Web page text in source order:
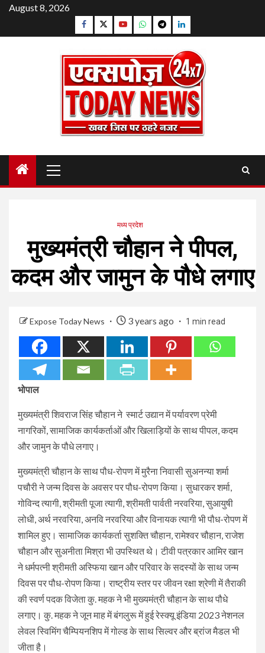
Skip
content
August 8, 2026
Facebook
TwitterYouTubeWhatsapp
TelegramLinkedin
Menu
मध्य प्रदेश
मुख्यमंत्री चौहान ने पीपल,
कदम और जामुन के पौधे लगाए
Expose Today News 3 years ago 1 min read
भोपाल
मुख्यमंत्री शिवराज सिंह चौहान ने स्मार्ट उद्यान में पर्यावरण प्रेमी
नागरिकों, सामाजिक कार्यकर्ताओं और खिलाड़ियों के साथ पीपल, कदम
और जामुन के पौधे लगाए।
मुख्यमंत्री चौहान के साथ पौध-रोपण में मुरैना निवासी सुअनन्या शर्मा
पचौरी ने जन्म दिवस के अवसर पर पौध-रोपण किया। सुधारकर शर्मा,
गोविन्द त्यागी, श्रीमती पूजा त्यागी, श्रीमती पार्वती नरवरिया, सुआयुषी
लोधी, अर्थ नरवरिया, अनवि नरवरिया और विनायक त्यागी भी पौध-रोपण में
शामिल हुए। सामाजिक कार्यकर्ता सुशक्ति चौहान, रामेश्वर चौहान, राजेश
चौहान और सुअनीता मिश्रा भी उपस्थित थे। टीवी पत्रकार आमिर खान
ने धर्मपत्नी श्रीमती अस्फिया खान और परिवार के सदस्यों के साथ जन्म
दिवस पर पौध-रोपण किया। राष्ट्रीय स्तर पर जीवन रक्षा श्रेणी में तैराकी
की स्वर्ण पदक विजेता कु. महक ने भी मुख्यमंत्री चौहान के साथ पौधे
लगाए। कु. महक ने जून माह में बंगलुरू में हुई रेस्क्यू इंडिया 2023 नेशनल
लेवल स्विमिंग चैम्पियनशिप में गोल्ड के साथ सिल्वर और ब्रांज मैडल भी
जीता है।